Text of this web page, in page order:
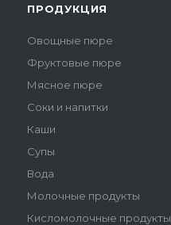
ПРОДУКЦИЯ
Овощные пюре
Фруктовые пюре
Мясное пюре
Соки и напитки
Каши
Супы
Вода
Молочные продукты
Кисломолочные продукты